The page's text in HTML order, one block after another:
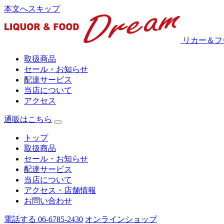
本文へスキップ
リカー＆
取扱商品
セール・お知らせ
配達サービス
当店について
アクセス
通販はこちら
トップ
取扱商品
セール・お知らせ
配達サービス
当店について
アクセス・店舗情報
お問い合わせ
電話する 06-6785-2430 オンラインショップ